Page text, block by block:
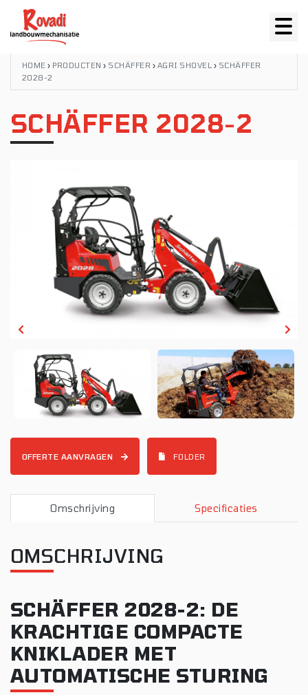
HOME › PRODUCTEN › SCHÄFFER › AGRI SHOVEL › SCHÄFFER
2028-2
SCHÄFFER 2028-2
OFFERTE AANVRAGEN FOLDER
Omschrijving Specificaties
OMSCHRIJVING
SCHÄFFER 2028-2: DE
KRACHTIGE COMPACTE
KNIKLADER MET
AUTOMATISCHE STURING